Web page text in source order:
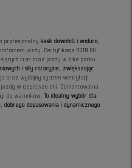
profesjonalny kask downhill i enduro
jazdy. Certyfikacja ASTM DH
tras oraz jazdy w bike parku.
i siły rotacyjne, zwiększając
oraz wydajny system wentylacji
w cieplejsze dni. Demontowalna
do warunków.To idealny wybór dla
dopasowania i dynamicznego